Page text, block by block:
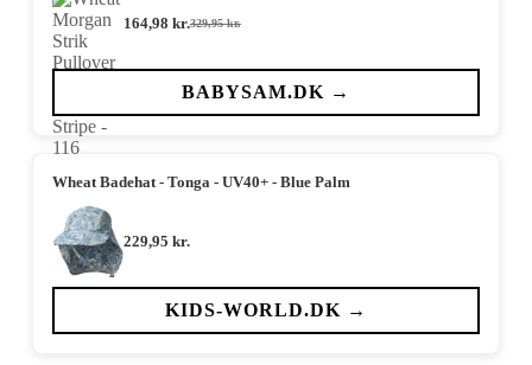
329,95kr.
Den
pris
var:
164,98 kr.Den
pris
er:
BABYSAM.DK →
Wheat Badehat - Tonga - UV40+ - Blue Palm
229,95 kr.
KIDS-WORLD.DK →